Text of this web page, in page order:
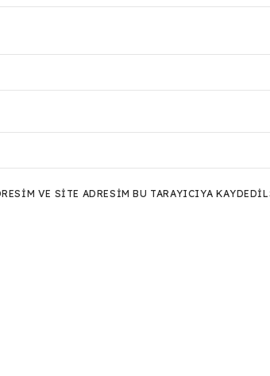
VE SITE ADRESIM BU TARAYICIYA